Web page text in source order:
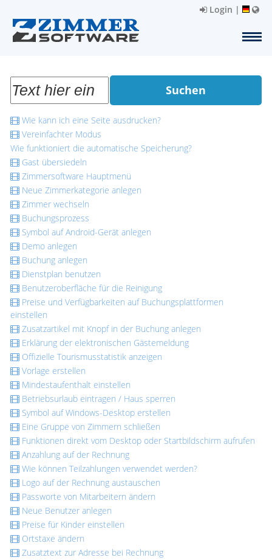
Login |
Suchen
Wie kann ich eine Seite ausdrucken?
Vereinfachter Modus
Wie funktioniert die automatische Speicherung?
Gast übersiedeln
Zimmersoftware Hauptmenü
Neue Zimmerkategorie anlegen
Zimmer wechseln
Buchungsprozess
Symbol auf Android-Gerät anlegen
Demo anlegen
Buchung anlegen
Dienstplan benutzen
Benutzeroberfläche für die Reinigung
Preise und Verfügbarkeiten auf Buchungsplattformen
einstellen
Zusatzartikel mit Knopf in der Buchung anlegen
Erklärung der elektronischen Gästemeldung
Offizielle Tourismusstatistik anzeigen
Vorlage erstellen
Mindestaufenthalt einstellen
Betriebsurlaub eintragen / Haus sperren
Symbol auf Windows-Desktop erstellen
Eine Gruppe von Zimmern schließen
Funktionen direkt vom Desktop oder Startbildschirm aufrufen
Anzahlung auf der Rechnung
Wie können Teilzahlungen verwendet werden?
Logo auf der Rechnung austauschen
Passworte von Mitarbeitern ändern
Neue Benutzer anlegen
Preise für Kinder einstellen
Ortstaxe ändern
Zusatztext zur Adresse bei Rechnung